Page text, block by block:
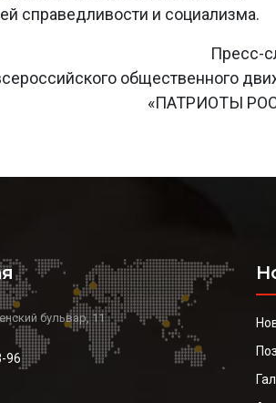
справедливости и социализма.
Пресс-
общественного
«ПАТРИОТЫ
бульвар, 11
96